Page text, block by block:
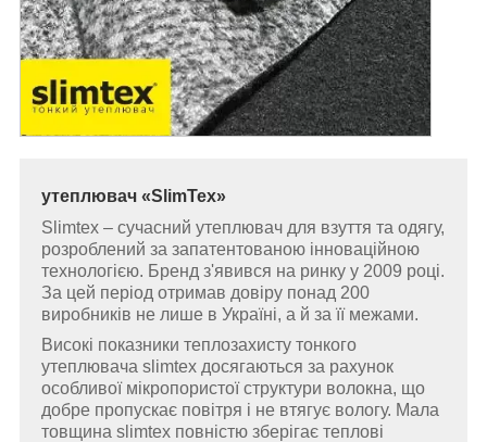
утеплювач «SlimTex»
Slimtex – сучасний утеплювач для взуття та одягу,
розроблений за запатентованою інноваційною
технологією. Бренд з'явився на ринку у 2009 році.
За цей період отримав довіру понад 200
виробників не лише в Україні, а й за її межами.
Високі показники теплозахисту тонкого
утеплювача slimtex досягаються за рахунок
особливої мікропористої структури волокна, що
добре пропускає повітря і не втягує вологу. Мала
товщина slimtex повністю зберігає теплові